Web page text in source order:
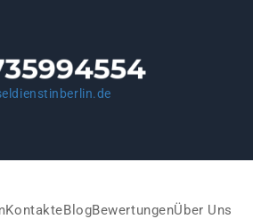
KontakteBlogBewertungenÜber Uns